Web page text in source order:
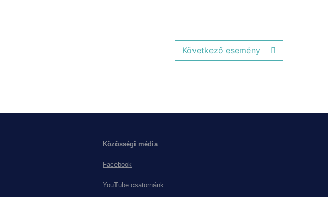
Következő esemény
Közösségi média
Facebook
YouTube csatornánk